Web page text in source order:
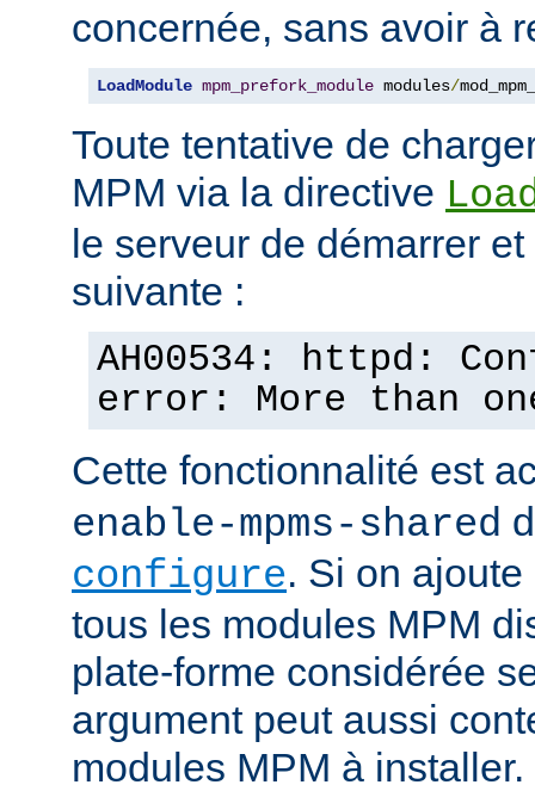
concernée, sans avoir à
LoadModule mpm_prefork_module modules/
Toute tentative de
MPM via la directive
le serveur de démarrer
suivante :
AH00534: httpd:
error: More than
Cette fonctionnalité est
enable-mpms-shared
configure. Si on
tous les modules MPM
plate-forme considérée
argument peut aussi
modules MPM à installer.